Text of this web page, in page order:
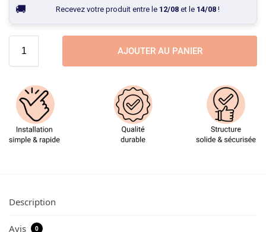
Recevez votre produit entre le 12/08et le 14/08!
AJOUTER AU PANIER
Description
Avis 0